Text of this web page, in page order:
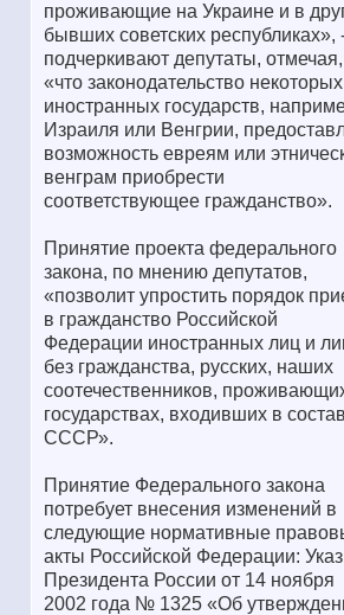
проживающие на Украине и в
бывших советских республиках»,
подчеркивают депутаты, отмечая,
«что законодательство некоторых
иностранных государств,
Израиля или Венгрии,
возможность евреям или
венграм приобрести
соответствующее гражданство».
Принятие проекта федерального
закона, по мнению депутатов,
«позволит упростить порядок
в гражданство Российской
Федерации иностранных лиц и
без гражданства, русских, наших
соотечественников,
государствах, входивших в
СССР».
Принятие Федерального закона
потребует внесения изменений в
следующие нормативные
акты Российской Федерации: Указ
Президента России от 14 ноября
2002 года № 1325 «Об